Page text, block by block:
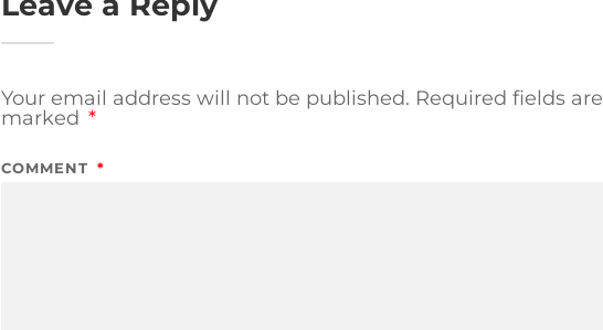
Your email address will not be published. Required fields are
marked *
COMMENT *